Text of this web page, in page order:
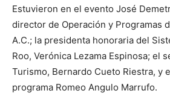
Estuvieron en el evento José
director de Operación y Programas
A.C.; la presidenta honoraria del
Roo, Verónica Lezama Espinosa; el
Turismo, Bernardo Cueto Riestra, y
programa Romeo Angulo Marrufo.